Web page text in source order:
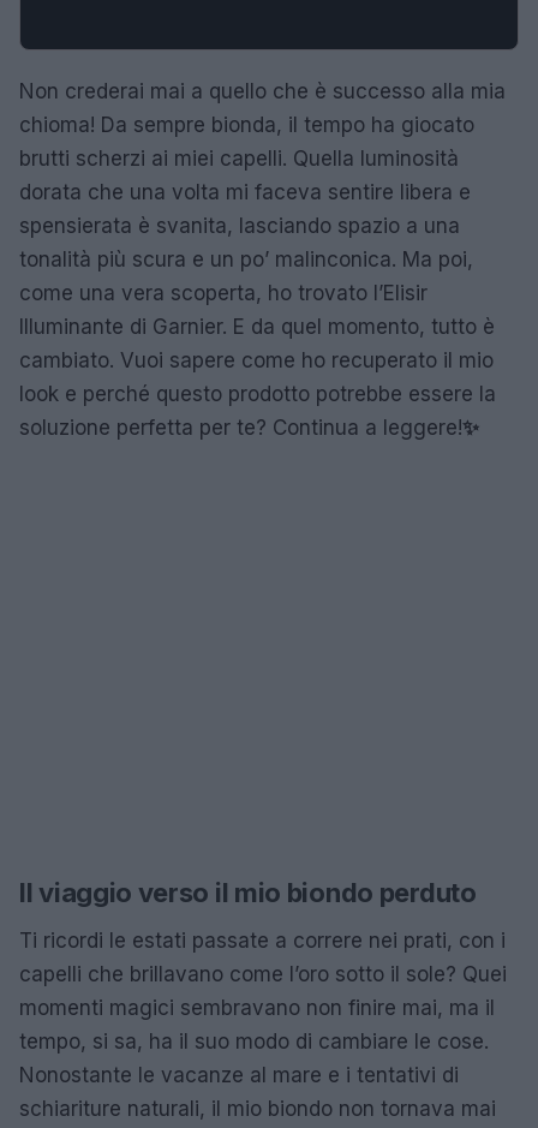
Non crederai mai a quello che è successo alla mia
chioma! Da sempre bionda, il tempo ha giocato
brutti scherzi ai miei capelli. Quella luminosità
dorata che una volta mi faceva sentire libera e
spensierata è svanita, lasciando spazio a una
tonalità più scura e un po’ malinconica. Ma poi,
come una vera scoperta, ho trovato l’Elisir
Illuminante di Garnier. E da quel momento, tutto è
cambiato. Vuoi sapere come ho recuperato il mio
look e perché questo prodotto potrebbe essere la
soluzione perfetta per te? Continua a leggere!✨
Il viaggio verso il mio biondo perduto
Ti ricordi le estati passate a correre nei prati, con i
capelli che brillavano come l’oro sotto il sole? Quei
momenti magici sembravano non finire mai, ma il
tempo, si sa, ha il suo modo di cambiare le cose.
Nonostante le vacanze al mare e i tentativi di
schiariture naturali, il mio biondo non tornava mai